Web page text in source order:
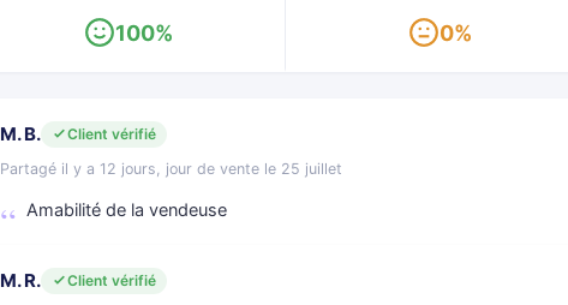
100% 0%
M. B.
Client vérifié
Partagé il y a 12 jours, jour de vente le 25 juillet
Amabilité de la vendeuse
M. R.
Client vérifié